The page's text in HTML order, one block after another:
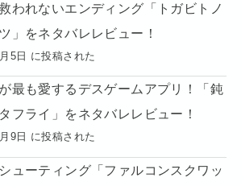
われないエンディング「トガビトノ
」をネタバレレビュー！
5日 に投稿された
最も愛するデスゲームアプリ！「鈍
フライ」をネタバレレビュー！
9日 に投稿された
ューティング「ファルコンスクワッ